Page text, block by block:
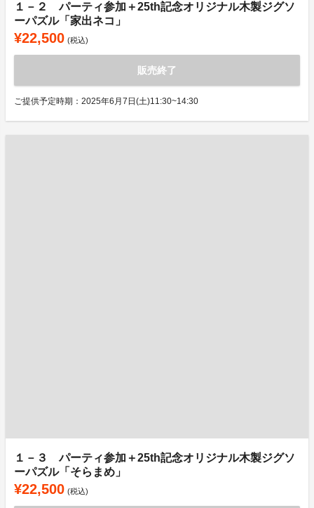
１－２ パーティ参加＋25th記念オリジナル木製ジグソ
ーパズル「家出ネコ」
¥22,500 (税込)
販売終了
ご提供予定時期：2025年6月7日(土)11:30~14:30
１－３ パーティ参加＋25th記念オリジナル木製ジグソ
ーパズル「そらまめ」
¥22,500 (税込)